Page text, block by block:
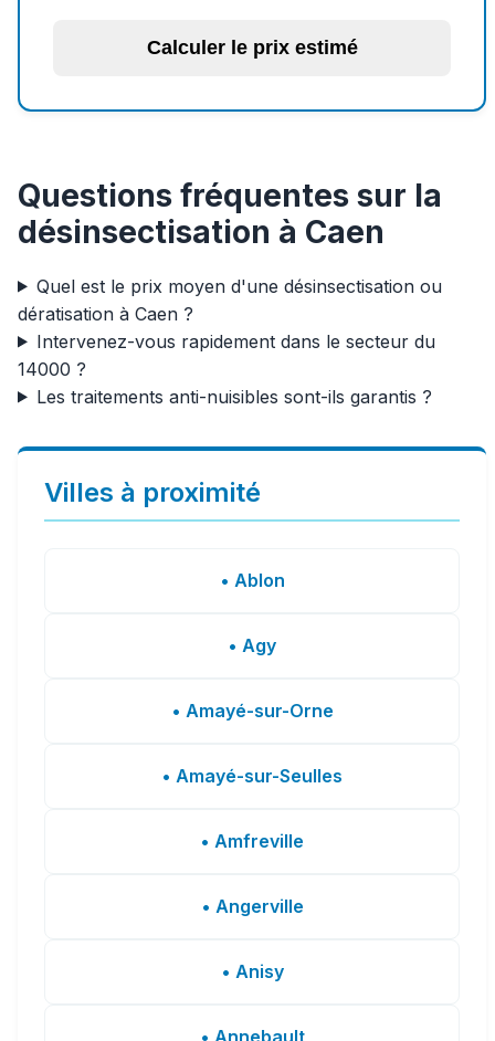
Calculer le prix estimé
Questions fréquentes sur la
désinsectisation à Caen
Quel est le prix moyen d'une désinsectisation ou
dératisation à Caen ?
Intervenez-vous rapidement dans le secteur du
14000 ?
Les traitements anti-nuisibles sont-ils garantis ?
Villes à proximité
• Ablon
• Agy
• Amayé-sur-Orne
• Amayé-sur-Seulles
• Amfreville
• Angerville
• Anisy
• Annebault